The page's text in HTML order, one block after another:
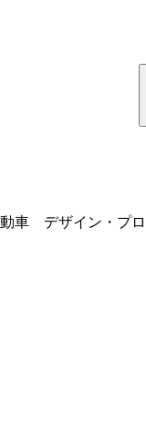
デザイン・プロ